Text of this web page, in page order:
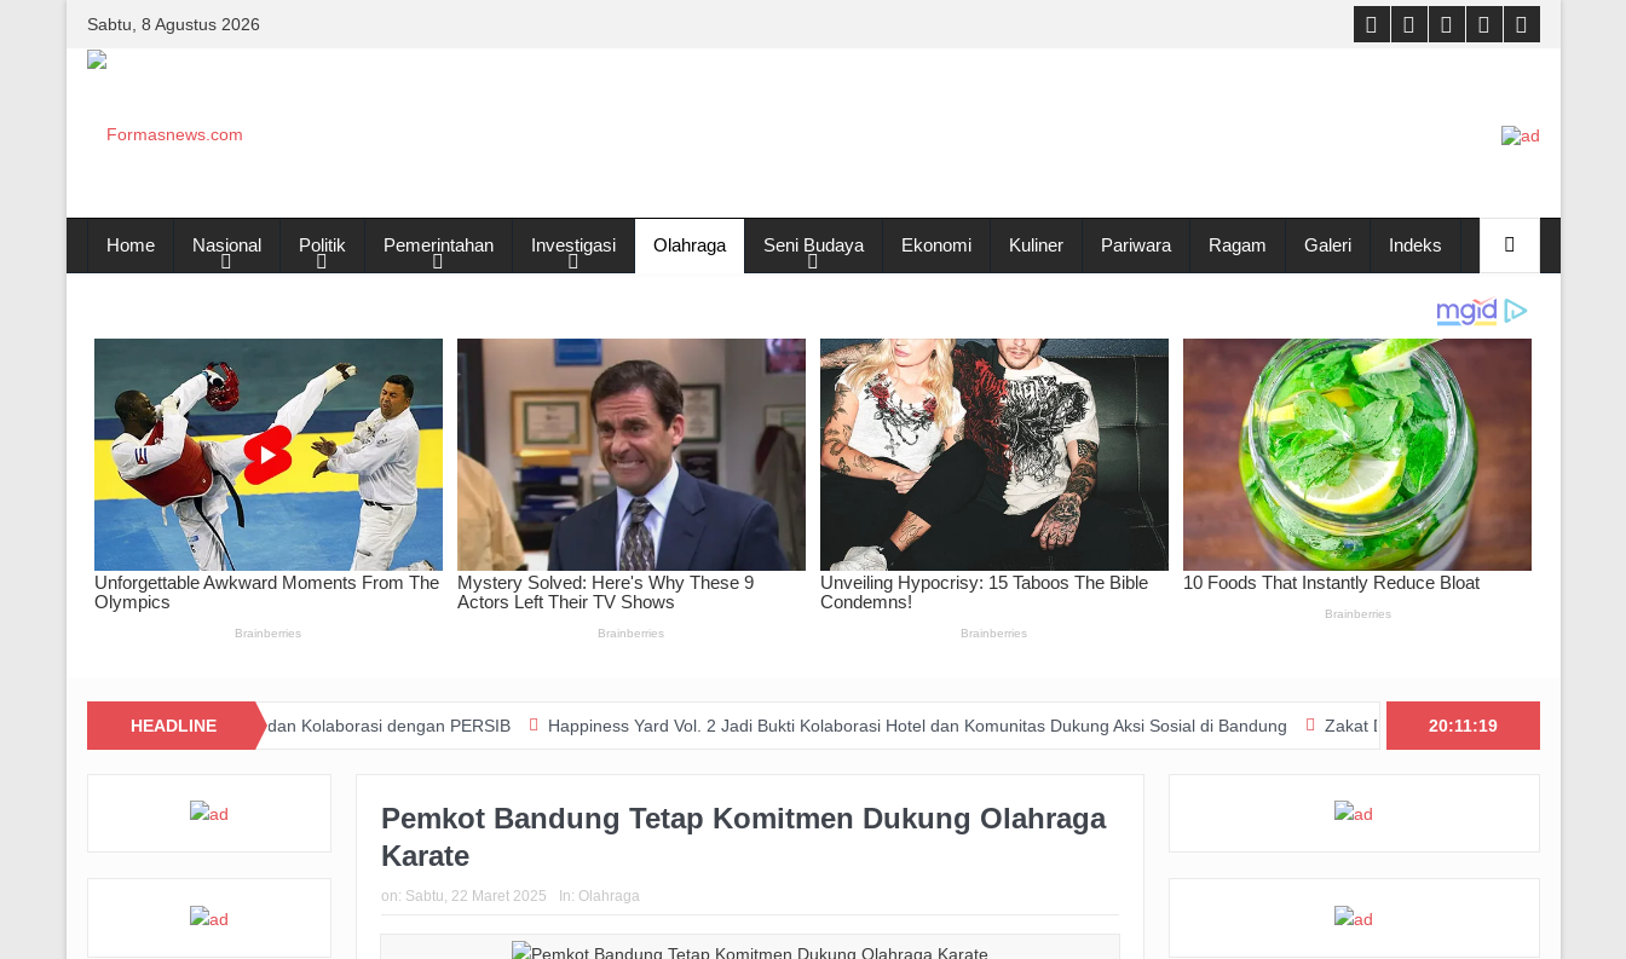
Sabtu, 8 Agustus 2026
Home Nasional Politik Pemerintahan Investigasi Olahraga Seni Budaya Ekonomi Kuliner Pariwara Ragam Galeri Indeks
HEADLINE
Lewat Inovasi dan Kolaborasi dengan PERSIB Happiness Yard Vol. 2 Jadi Bukti Kolaborasi Hotel dan Komunitas Dukung Aksi Sosial di Bandung Zakat Digital BRImo Wujudkan Kepedulian,
20:11:20
Pemkot Bandung Tetap Komitmen Dukung Olahraga
Karate
on: Sabtu, 22 Maret 2025 In: Olahraga